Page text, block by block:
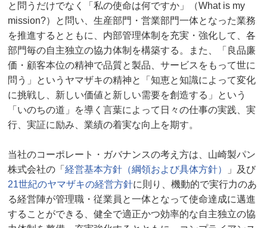
と問うだけでなく「私の使命は何ですか」（What is my
mission?）と問い、生産部門・営業部門一体となった業務
を推進するとともに、内部管理体制を充実・強化して、各
部門毎の自主独立の協力体制を構築する。また、「良品廉
価・顧客本位の精神で品質と製品、サービスをもって世に
問う」というヤマザキの精神と「知恵と知識によって変化
に挑戦し、新しい価値と新しい需要を創造する」という
「いのちの道」を導く言葉によって日々の仕事の実践、実
行、実証に励み、業績の着実な向上を期す。
当社のコーポレート・ガバナンスの考え方は、山崎製パン
株式会社の「 経営基本方針（綱領および具体方針）
」及び
21世紀のヤマザキの経営方針に則り、機動的で実行力のあ
る経営陣が管理職・従業員と一体となって使命達成に邁進
することができる、健全で適正かつ効率的な自主独立の協